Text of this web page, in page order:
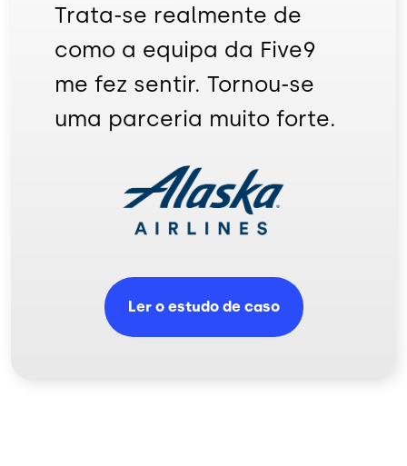
Trata-se realmente de
como a equipa da Five9
me fez sentir. Tornou-se
uma parceria muito forte.
Ler o estudo de caso